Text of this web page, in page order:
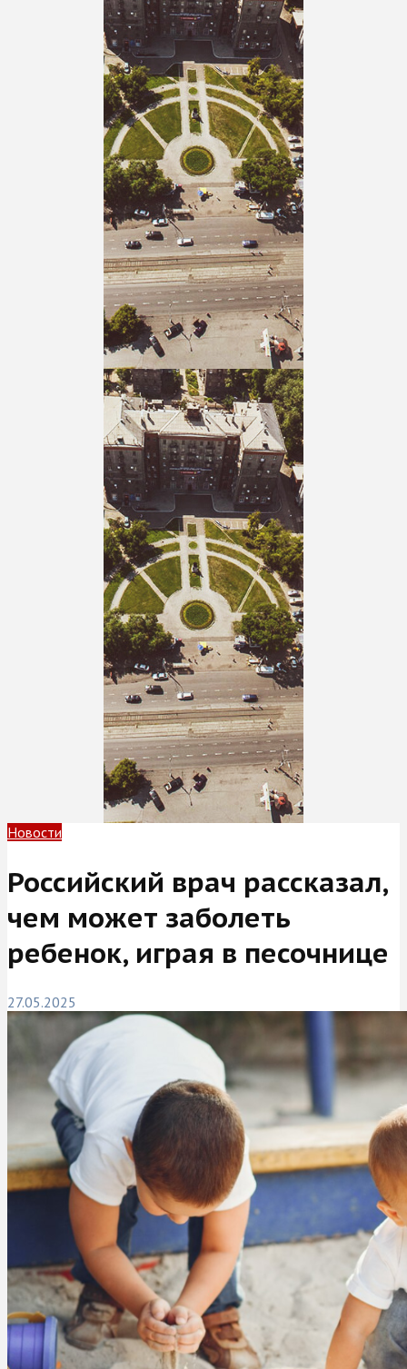
Новости
Российский врач рассказал,
чем может заболеть
ребенок, играя в песочнице
27.05.2025